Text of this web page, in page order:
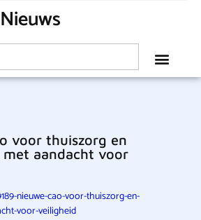
voor thuiszorg en
aandacht voor
nieuwe-cao-voor-thuiszorg-en-
voor-veiligheid